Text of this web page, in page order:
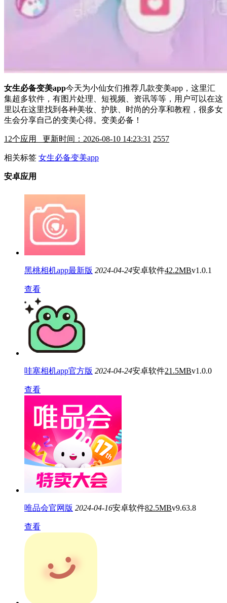
女生必备变美app今天为小仙女们推荐几款变美app，这里汇
集超多软件，有图片处理、短视频、资讯等等，用户可以在这
里以在这里找到各种美妆、护肤、时尚的分享和教程，很多女
生会分享自己的变美心得。变美必备！
12个应用 更新时间：2026-08-10 14:23:31 2557
相关标签 女生必备变美app
安卓应用
黑桃相机app最新版 2024-04-24安卓软件42.2MBv1.0.1
查看
哇塞相机app官方版 2024-04-24安卓软件21.5MBv1.0.0
查看
唯品会官网版 2024-04-16安卓软件82.5MBv9.63.8
查看